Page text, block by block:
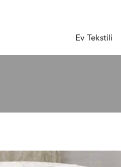
Ev Tekstili